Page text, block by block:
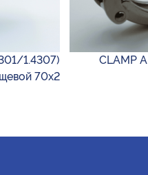
1.4307)
70х2
CLAMP